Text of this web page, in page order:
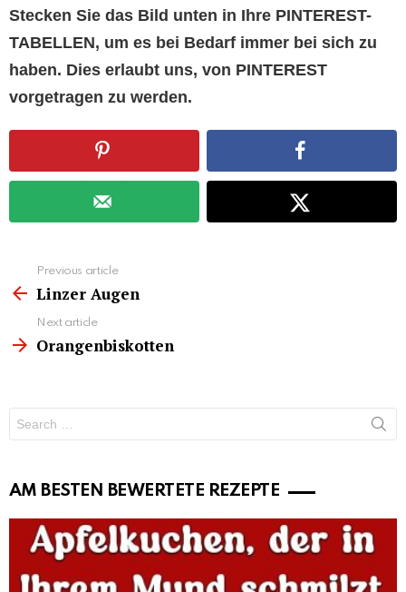
Stecken Sie das Bild unten in Ihre PINTEREST-
TABELLEN, um es bei Bedarf immer bei sich zu
haben. Dies erlaubt uns, von PINTEREST
vorgetragen zu werden.
more
Previous article
Linzer Augen
Next article
Orangenbiskotten
for:
AM BESTEN BEWERTETE REZEPTE